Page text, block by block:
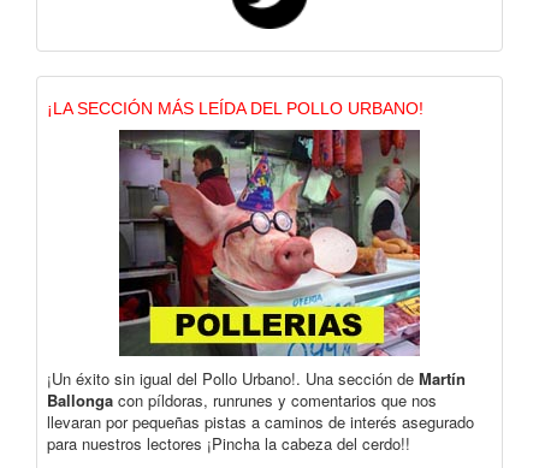
¡LA SECCIÓN MÁS LEÍDA DEL POLLO URBANO!
¡Un éxito sin igual del Pollo Urbano!. Una sección de Martín
Ballonga con píldoras, runrunes y comentarios que nos
llevaran por pequeñas pistas a caminos de interés asegurado
para nuestros lectores ¡Pincha la cabeza del cerdo!!